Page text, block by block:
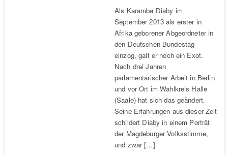
Als Karamba Diaby im
September 2013 als erster in
Afrika geborener Abgeordneter in
den Deutschen Bundestag
einzog, galt er noch ein Exot.
Nach drei Jahren
parlamentarischer Arbeit in Berlin
und vor Ort im Wahlkreis Halle
(Saale) hat sich das geändert.
Seine Erfahrungen aus dieser Zeit
schildert Diaby in einem Porträt
der Magdeburger Volksstimme,
und zwar […]